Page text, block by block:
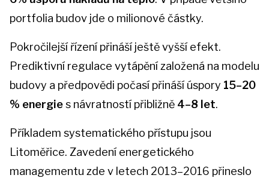
portfolia budov jde o milionové částky.
Pokročilejší řízení přináší ještě vyšší efekt.
Prediktivní regulace vytápění založená na modelu
budovy a předpovědi počasí přináší úspory 15–20
% energies návratností přibližně 4–8 let.
Příkladem systematického přístupu jsou
Litoměřice. Zavedení energetického
managementu zde v letech 2013–2016 přineslo